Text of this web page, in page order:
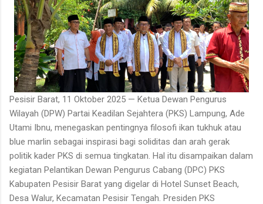
Pesisir Barat, 11 Oktober 2025 — Ketua Dewan Pengurus
Wilayah (DPW) Partai Keadilan Sejahtera (PKS) Lampung, Ade
Utami Ibnu, menegaskan pentingnya filosofi ikan tukhuk atau
blue marlin sebagai inspirasi bagi soliditas dan arah gerak
politik kader PKS di semua tingkatan. Hal itu disampaikan dalam
kegiatan Pelantikan Dewan Pengurus Cabang (DPC) PKS
Kabupaten Pesisir Barat yang digelar di Hotel Sunset Beach,
Desa Walur, Kecamatan Pesisir Tengah. Presiden PKS